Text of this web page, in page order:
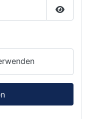
Passwort